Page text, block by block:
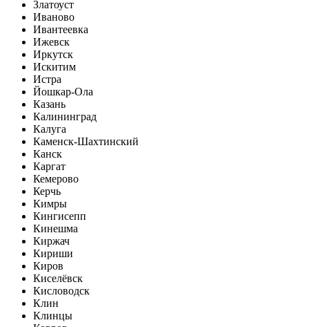
Златоуст
Иваново
Ивантеевка
Ижевск
Иркутск
Искитим
Истра
Йошкар-Ола
Казань
Калининград
Калуга
Каменск-Шахтинский
Канск
Каргат
Кемерово
Керчь
Кимры
Кингисепп
Кинешма
Киржач
Кириши
Киров
Киселёвск
Кисловодск
Клин
Клинцы